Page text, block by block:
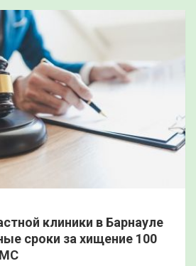
клиники в Барнауле
сроки за хищение 100